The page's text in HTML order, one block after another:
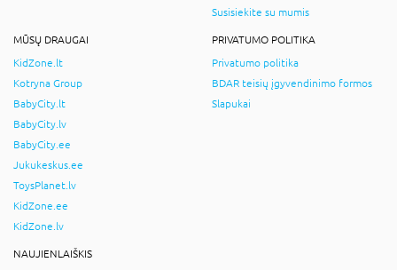
Susisiekite su mumis
MŪSŲ DRAUGAI
KidZone.lt
Kotryna Group
BabyCity.lt
BabyCity.lv
BabyCity.ee
Jukukeskus.ee
ToysPlanet.lv
KidZone.ee
KidZone.lv
PRIVATUMO POLITIKA
Privatumo politika
BDAR teisių įgyvendinimo formos
Slapukai
NAUJIENLAIŠKIS